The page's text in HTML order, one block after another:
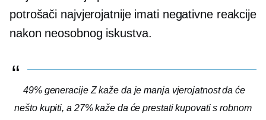
potrošači najvjerojatnije imati negativne reakcije
nakon neosobnog iskustva.
49% generacije Z kaže da je manja vjerojatnost da će
nešto kupiti, a 27% kaže da će prestati kupovati s robnom